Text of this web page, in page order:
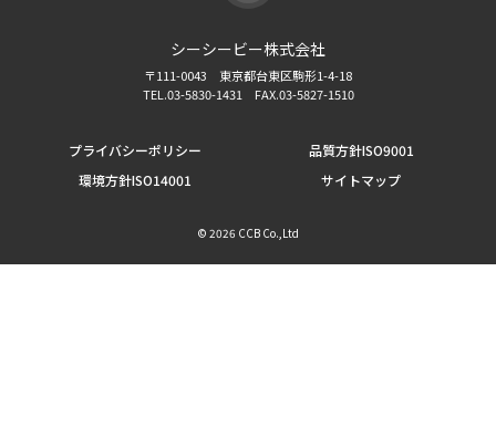
シーシービー株式会社
〒111-0043 東京都台東区駒形1-4-18
TEL.03-5830-1431 FAX.03-5827-1510
プライバシーポリシー
品質方針ISO9001
環境方針ISO14001
サイトマップ
© 2026 CCB Co.,Ltd